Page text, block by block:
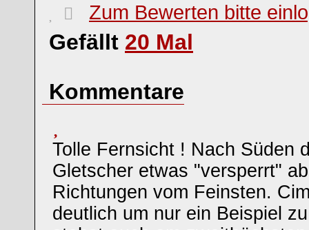
Zum Bewerten bitte
Gefällt 20 Mal
Kommentare
Tolle Fernsicht ! Nach Süden
Gletscher etwas "versperrt"
Richtungen vom Feinsten.
deutlich um nur ein Beispiel